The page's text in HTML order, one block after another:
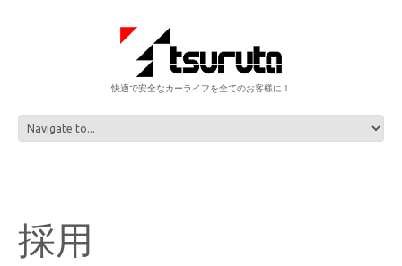
快適で安全なカーライフを全てのお客様に！
採用